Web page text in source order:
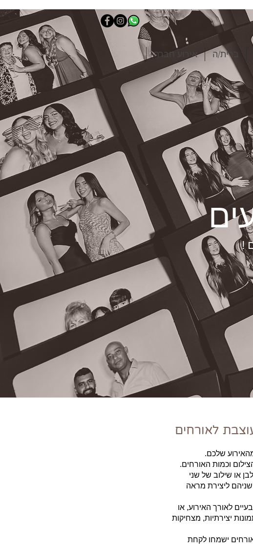
ברית/ה אירוע חברה
!
לאורחים
שלכם.
שחור, לבן או שילוב של שני
שניהם ליצירת מראה
לאורך האירוע, או
יצירתיות, מצחיקות
ישמחו לקחת